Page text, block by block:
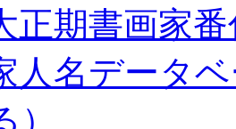
正期書画家
人名データ